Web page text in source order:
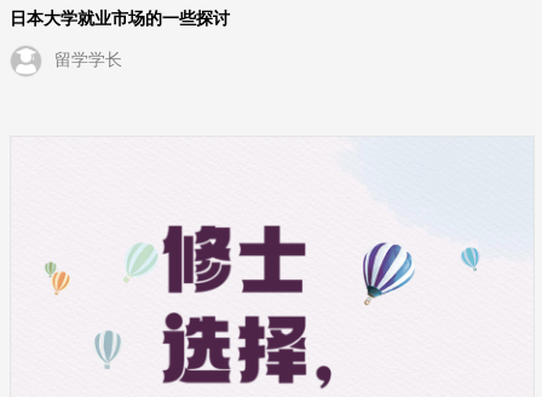
日本大学就业市场的一些探讨
留学学长